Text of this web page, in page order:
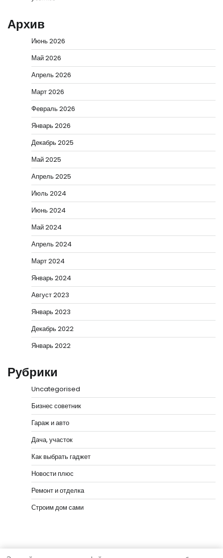
Архив
Июнь 2026
Май 2026
Апрель 2026
Март 2026
Февраль 2026
Январь 2026
Декабрь 2025
Май 2025
Апрель 2025
Июль 2024
Июнь 2024
Май 2024
Апрель 2024
Март 2024
Январь 2024
Август 2023
Январь 2023
Декабрь 2022
Январь 2022
Рубрики
Uncategorised
Бизнес советник
Гараж и авто
Дача, участок
Как выбрать гаджет
Новости плюс
Ремонт и отделка
Строим дом сами